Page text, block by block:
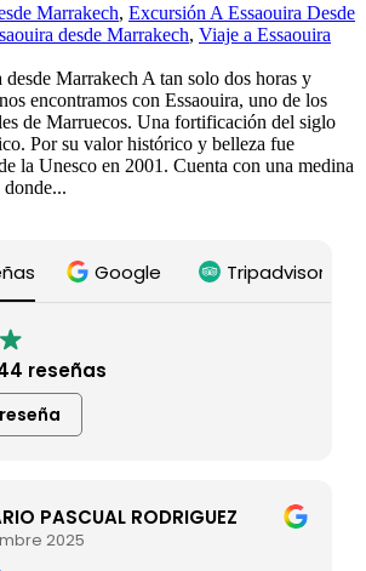
Marrakech, Excursión A Essaouira Desde
desde Marrakech, Viaje a Essaouira
Marrakech A tan solo dos horas y
encontramos con Essaouira, uno de los
de Marruecos. Una fortificación del siglo
Por su valor histórico y belleza fue
la Unesco en 2001. Cuenta con una medina
donde...
Google Tripadvisor
reseñas
RODRIGUEZ